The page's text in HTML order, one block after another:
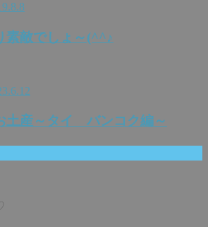
素敵でしょ～(^^♪
土産～タイ バンコク編～